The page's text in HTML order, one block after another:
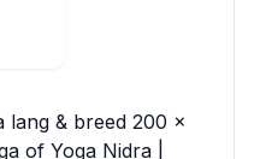
lang & breed 200 x
of Yoga Nidra |